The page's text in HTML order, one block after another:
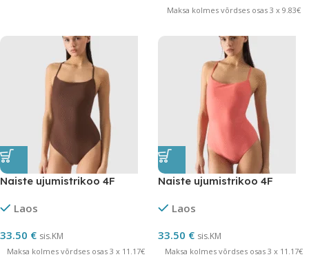
Maksa kolmes võrdses osas 3 x 9.83€
Naiste ujumistrikoo 4F
Laos
33.50 € sis.KM
Maksa kolmes võrdses osas 3 x 11.17€
Naiste ujumistrikoo 4F
Laos
33.50 € sis.KM
Maksa kolmes võrdses osas 3 x 11.17€